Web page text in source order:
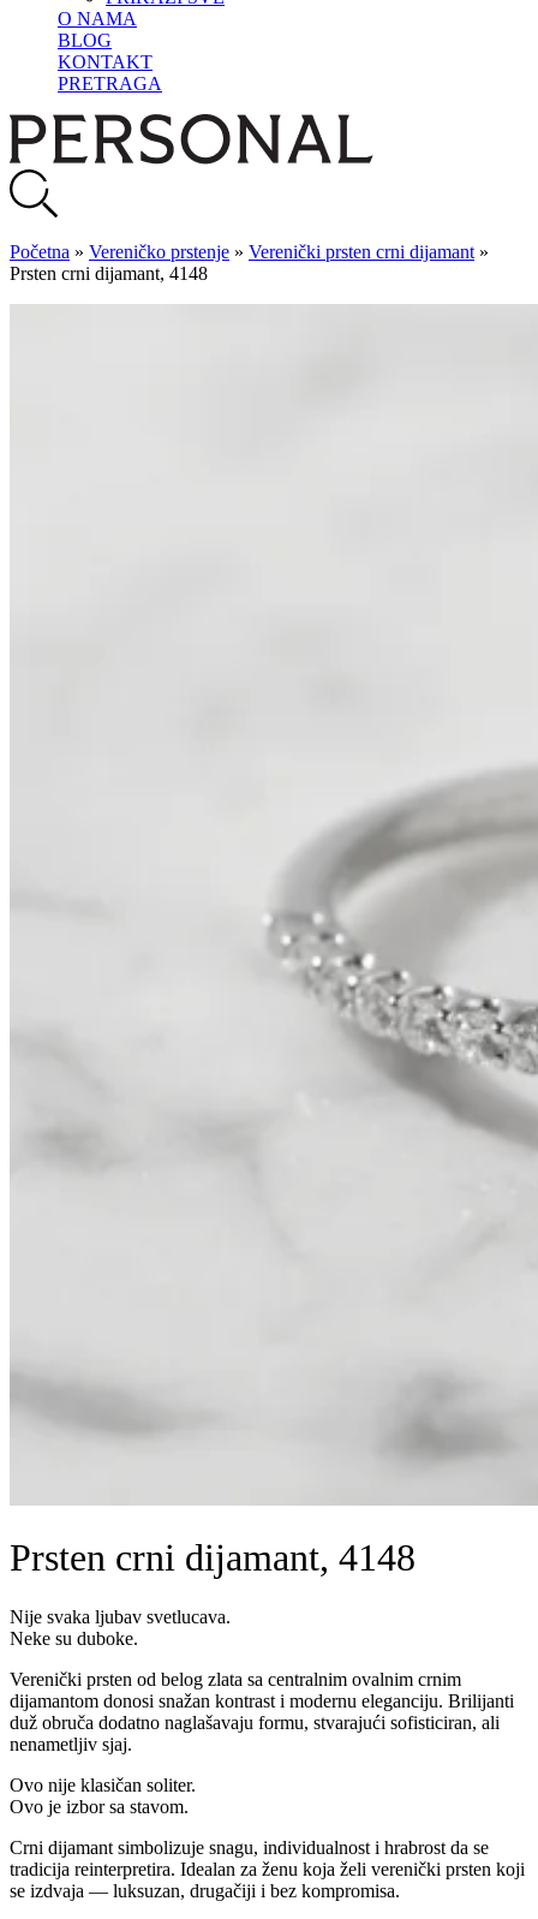
O NAMA
BLOG
KONTAKT
PRETRAGA
Početna » Vereničko prstenje » Verenički prsten crni dijamant »
Prsten crni dijamant, 4148
Prsten crni dijamant, 4148
Nije svaka ljubav svetlucava.
Neke su duboke.
Verenički prsten od belog zlata sa centralnim ovalnim crnim
dijamantom donosi snažan kontrast i modernu eleganciju. Brilijanti
duž obruča dodatno naglašavaju formu, stvarajući sofisticiran, ali
nenametljiv sjaj.
Ovo nije klasičan soliter.
Ovo je izbor sa stavom.
Crni dijamant simbolizuje snagu, individualnost i hrabrost da se
tradicija reinterpretira. Idealan za ženu koja želi verenički prsten koji
se izdvaja — luksuzan, drugačiji i bez kompromisa.